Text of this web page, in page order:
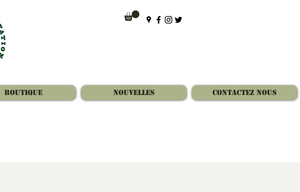
Boutique Nouvelles Contactez Nous